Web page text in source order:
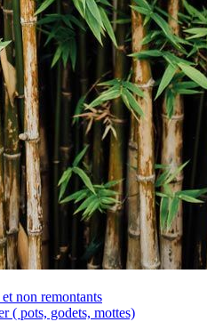
non remontants
( pots, godets, mottes)